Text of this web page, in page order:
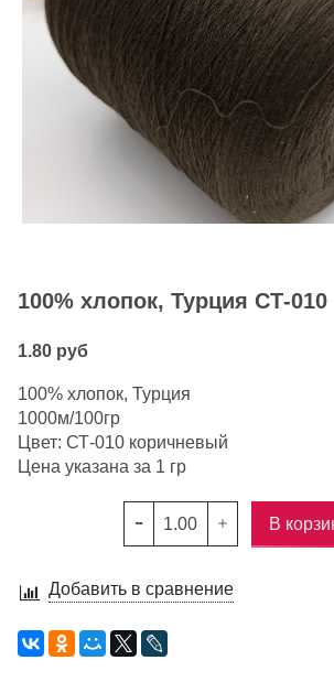
100% хлопок, Турция СТ-
1.80 руб
100% хлопок, Турция
1000м/100гр
Цвет: СТ-010 коричневый
Цена указана за 1 гр
В
Добавить в сравнение